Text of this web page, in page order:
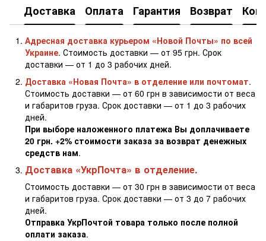
Доставка Оплата Гарантия Возврат
Адресная доставка курьером «Новой Почты» по всей
Украине. Стоимость доставки — от 95 грн. Срок
доставки — от 1 до 3 рабочих дней.
Доставка «Новая Почта» в отделение или почтомат.
Стоимость доставки — от 60 грн в зависимости от веса
и габаритов груза. Срок доставки — от 1 до 3 рабочих
дней.
При выборе наложенного платежа Вы доплачиваете
20 грн. +2% стоимости заказа за возврат денежных
средств нам.
Доставка «УкрПочта» в отделение.
Стоимость доставки — от 30 грн в зависимости от веса
и габаритов груза. Срок доставки — от 3 до 7 рабочих
дней.
Отправка УкрПочтой товара только после полной
оплати заказа.